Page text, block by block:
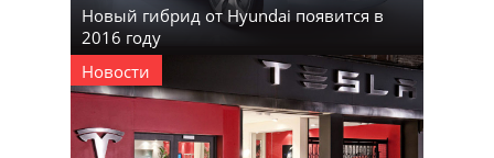
Новый гибрид от Hyundai появится в
2016 году
Новости